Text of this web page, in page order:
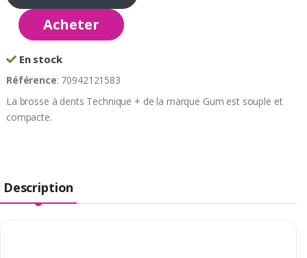
Acheter
En stock
Référence: 70942121583
La brosse à dents Technique + de la marque Gum est souple et
compacte.
Description